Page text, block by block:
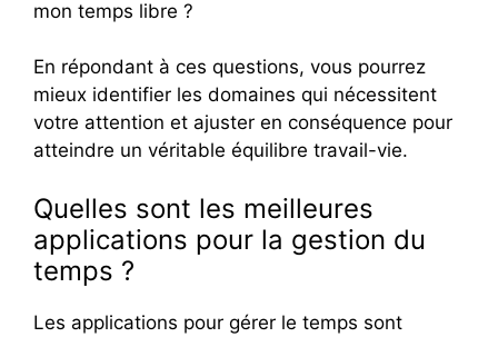
mon temps libre ?
En répondant à ces questions, vous pourrez
mieux identifier les domaines qui nécessitent
votre attention et ajuster en conséquence pour
atteindre un véritable équilibre travail-vie.
Quelles sont les meilleures
applications pour la gestion du
temps ?
Les applications pour gérer le temps sont